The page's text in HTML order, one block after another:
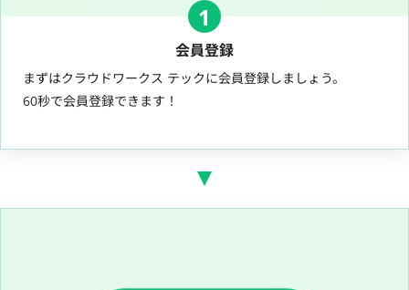
1
会員登録
まずはクラウドワークス テックに会員登録しましょう。
60秒で会員登録できます！